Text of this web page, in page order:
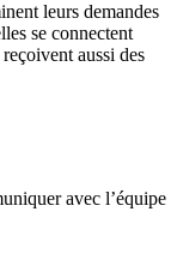
leurs demandes
se connectent
aussi des
avec l’équipe